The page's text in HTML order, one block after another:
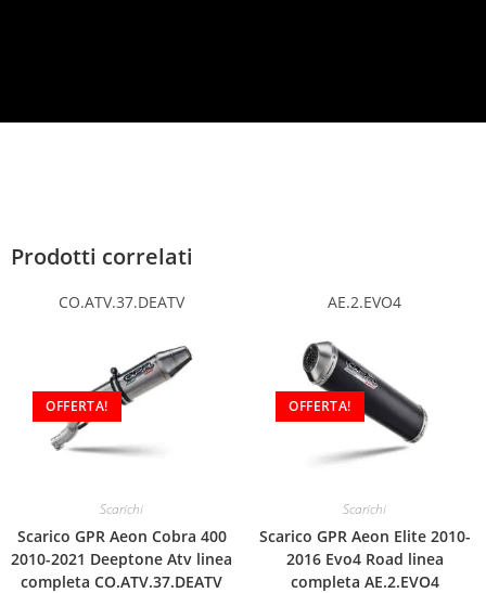
Prodotti correlati
CO.ATV.37.DEATV
OFFERTA!
Scarichi
Scarico GPR Aeon Cobra 400
2010-2021 Deeptone Atv linea
completa CO.ATV.37.DEATV
AE.2.EVO4
OFFERTA!
Scarichi
Scarico GPR Aeon Elite 2010-
2016 Evo4 Road linea
completa AE.2.EVO4